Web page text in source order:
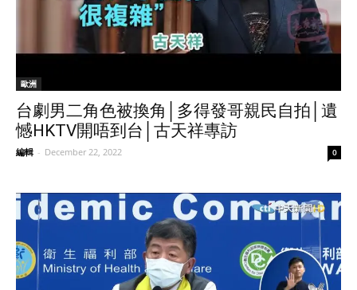
歐洲
台劇男二角色被換角│多得發哥親民自拍│遺
憾HKTV開唔到台│古天祥專訪
編輯 - December 22, 2022 0